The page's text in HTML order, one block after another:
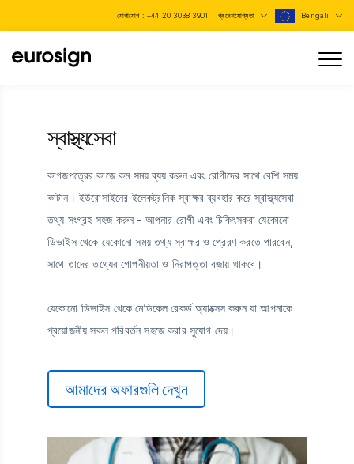
যোগাযোগ : +44 20 3038 3901 প্রবেশযোগ্যতা Bengali
স্বাস্থ্যসেবা
কাগজপত্রের কাজে কম সময় ব্যয় করুন এবং রোগীদের সাথে বেশি সময়
কাটান। ইউরোসাইনের ইলেকট্রনিক স্বাক্ষর ব্যবহার করে স্বাস্থ্যসেবা
তথ্য সংগ্রহ সহজ করুন - আপনার রোগী এবং চিকিৎসকরা যেকোনো
ডিভাইস থেকে যেকোনো সময় তথ্য স্বাক্ষর ও প্রেরণ করতে পারবেন,
সাথে তাদের তথ্যের গোপনীয়তা ও নিরাপত্তা বজায় থাকবে।
যেকোনো ডিভাইস থেকে মেডিকেল রেকর্ড অ্যাক্সেস করুন যা আপনাকে
প্রয়োজনীয় সকল পরিবর্তন সহজে করার সুযোগ দেয়।
আমাদের অফারগুলি দেখুন